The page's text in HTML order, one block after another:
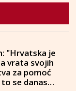
"Hrvatska je
vrata svojih
za pomoć
se danas